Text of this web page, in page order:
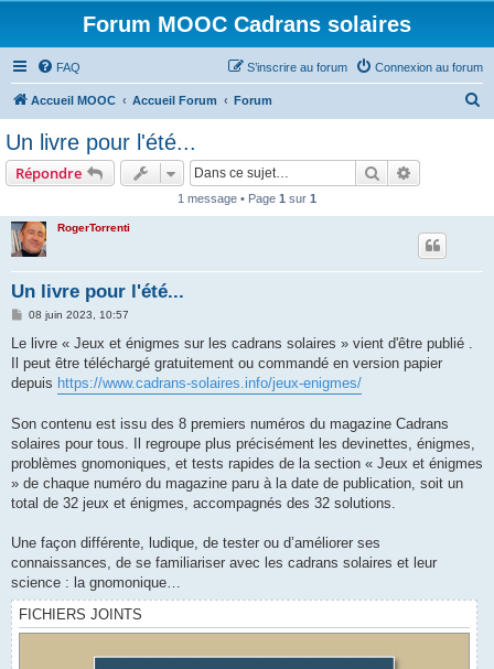
Forum MOOC Cadrans solaires
FAQ Connexion au forum
S’inscrire au forum
Accueil MOOC Accueil Forum Forum
Un livre pour l'été...
Répondre Rechercher
1 message • Page 1 sur 1
RogerTorrenti
Un livre pour l'été...
M
s
a
g
e
08 juin 2023, 10:57
Le livre « Jeux et énigmes sur les cadrans solaires » vient d'être publié .
Il peut être téléchargé gratuitement ou commandé en version papier
depuis https://www.cadrans-solaires.info/jeux-enigmes/
Son contenu est issu des 8 premiers numéros du magazine Cadrans
solaires pour tous. Il regroupe plus précisément les devinettes, énigmes,
problèmes gnomoniques, et tests rapides de la section « Jeux et énigmes
» de chaque numéro du magazine paru à la date de publication, soit un
total de 32 jeux et énigmes, accompagnés des 32 solutions.
Une façon différente, ludique, de tester ou d’améliorer ses
connaissances, de se familiariser avec les cadrans solaires et leur
science : la gnomonique…
FICHIERS JOINTS